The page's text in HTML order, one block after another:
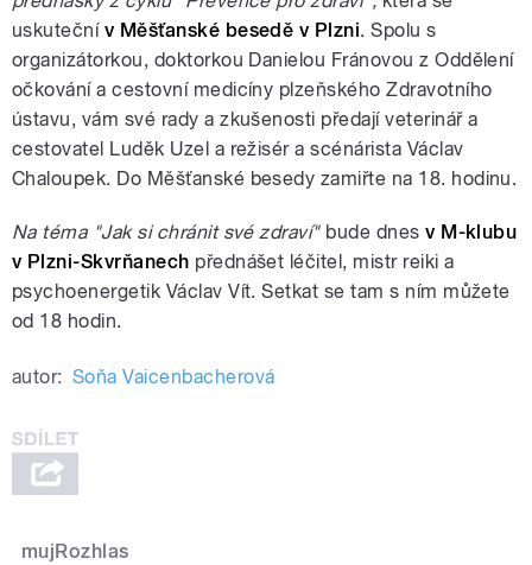
uskuteční v Měšťanské besedě v Plzni. Spolu s
organizátorkou, doktorkou Danielou Fránovou z Oddělení
očkování a cestovní medicíny plzeňského Zdravotního
ústavu, vám své rady a zkušenosti předají veterinář a
cestovatel Luděk Uzel a režisér a scénárista Václav
Chaloupek. Do Měšťanské besedy zamiřte na 18. hodinu.
Na téma "Jak si chránit své zdraví"bude dnesv M-klubu
v Plzni-Skvrňanech přednášet léčitel, mistr reiki a
psychoenergetik Václav Vít. Setkat se tam s ním můžete
od 18 hodin.
autor: Soňa Vaicenbacherová
mujRozhlas